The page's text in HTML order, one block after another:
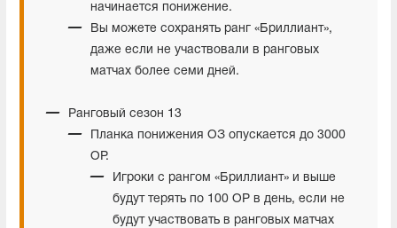
начинается понижение.
Вы можете сохранять ранг «Бриллиант»,
даже если не участвовали в ранговых
матчах более семи дней.
Ранговый сезон 13
Планка понижения ОЗ опускается до 3000
ОР.
Игроки с рангом «Бриллиант» и выше
будут терять по 100 ОР в день, если не
будут участвовать в ранговых матчах